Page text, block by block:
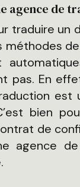
agence de
traduire un
méthodes
pas. En
est
bien
de
agence